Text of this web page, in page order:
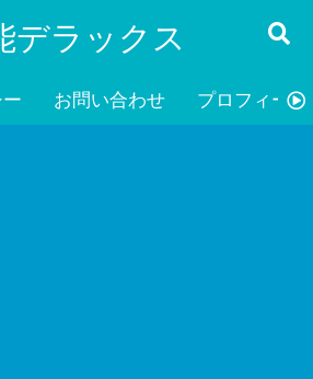
デラックス
お問い合わせ プロフィール